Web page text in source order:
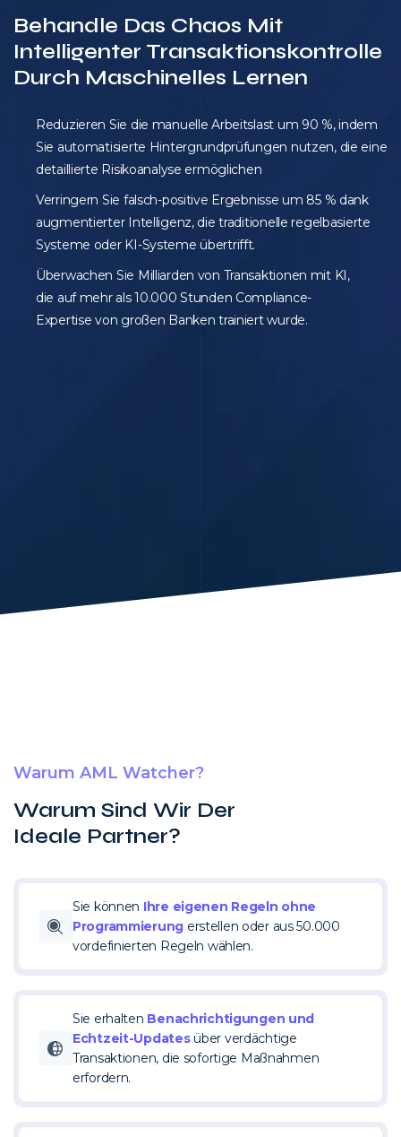
Behandle Das Chaos Mit
Intelligenter Transaktionskontrolle
Durch Maschinelles Lernen
Reduzieren Sie die manuelle Arbeitslast um 90 %, indem
Sie automatisierte Hintergrundprüfungen nutzen, die eine
detaillierte Risikoanalyse ermöglichen
Verringern Sie falsch-positive Ergebnisse um 85 % dank
augmentierter Intelligenz, die traditionelle regelbasierte
Systeme oder KI-Systeme übertrifft.
Überwachen Sie Milliarden von Transaktionen mit KI,
die auf mehr als 10.000 Stunden Compliance-
Expertise von großen Banken trainiert wurde.
Warum AML Watcher?
Warum Sind Wir Der
Ideale Partner?
Sie können Ihre eigenen Regeln ohne
Programmierung erstellen oder aus 50.000
vordefinierten Regeln wählen.
Sie erhalten Benachrichtigungen und
Echtzeit-Updatesüber verdächtige
Transaktionen, die sofortige Maßnahmen
erfordern.